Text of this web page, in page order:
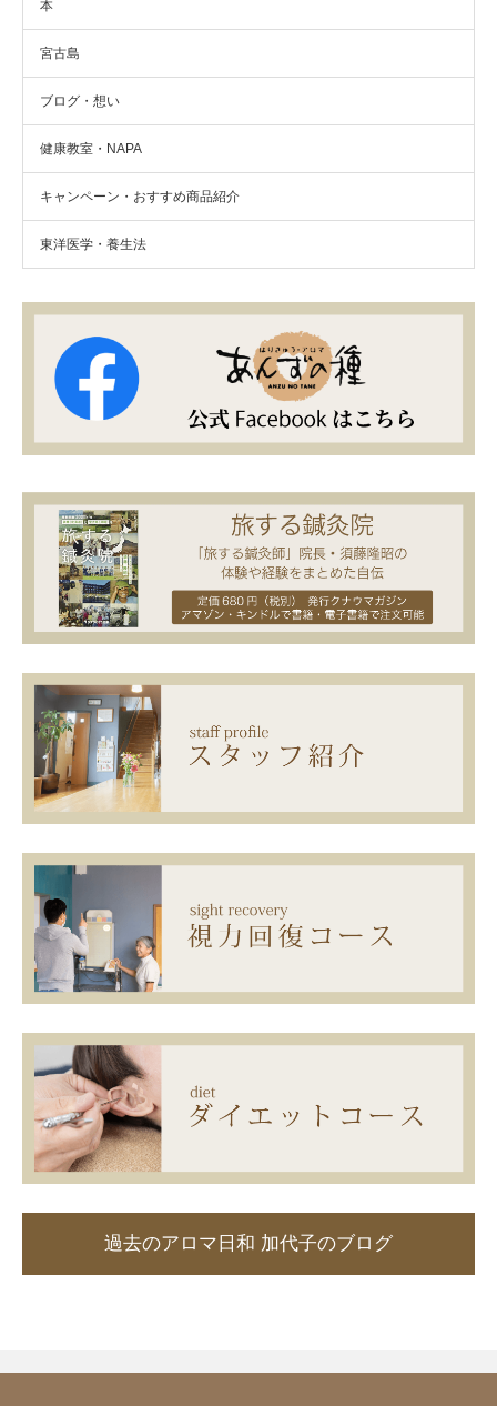
本
宮古島
ブログ・想い
健康教室・NAPA
キャンペーン・おすすめ商品紹介
東洋医学・養生法
過去のアロマ日和 加代子のブログ